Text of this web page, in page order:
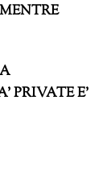
PRIVATE E’